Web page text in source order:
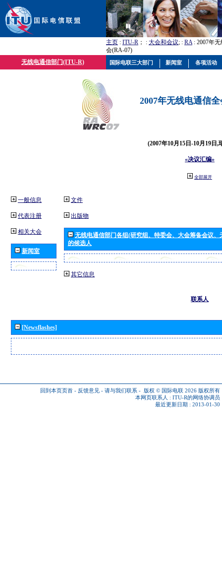
主页 : ITU-R ； : 大会和会议; : RA: 2007年
会(RA-07)
无线电通信部门(ITU-R)
2007年无线电通信
(2007年10月15日-10月19日,
«决议汇编»
全部展开
一般信息
代表注册
相关大会
新闻室
文件
出版物
无线电通信部门各组(研究组、特委会、大会筹备会议
的候选人
其它信息
联系人
[Newsflashes]
回到本页页首 - 反馈意见 - 请与我们联系 - 版权 © 国际电联 2026 版权所有
本网页联系人 : ITU-R的网络协调员
最近更新日期 : 2013-01-30
国际电联三大部门 新闻室 各项活动